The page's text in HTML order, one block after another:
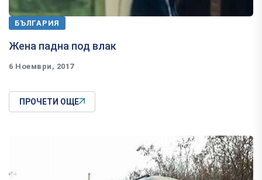
БЪЛГАРИЯ
Жена падна под влак
6 Ноември, 2017
ПРОЧЕТИ ОЩЕ